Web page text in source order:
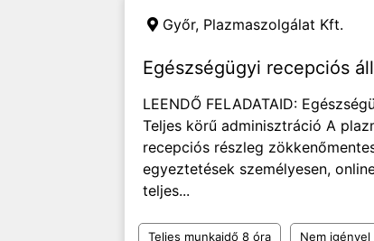
Győr, Plazmaszolgálat Kft.
Egészségügyi recepciós
LEENDŐ FELADATAID:
Teljes körű adminisztráció A
recepciós részleg
egyeztetések személyesen,
teljes...
Teljes munkaidő 8 óra Nem